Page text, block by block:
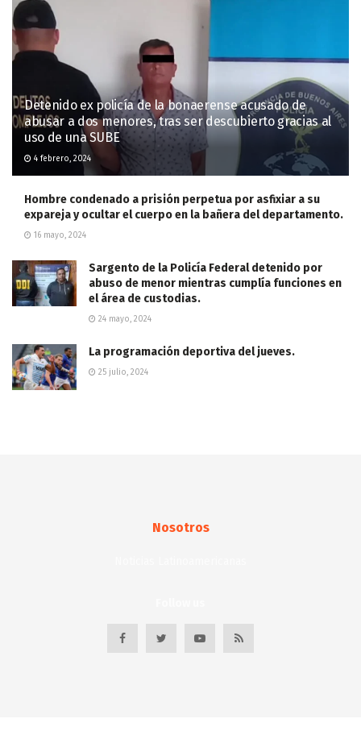
Detenido ex policía de la bonaerense acusado de
abusar a dos menores, tras ser descubierto gracias al
uso de una SUBE
4 febrero, 2024
Hombre condenado a prisión perpetua por asfixiar a su
expareja y ocultar el cuerpo en la bañera del departamento.
16 mayo, 2024
Sargento de la Policía Federal detenido por
abuso de menor mientras cumplía funciones en
el área de custodias.
24 mayo, 2024
La programación deportiva del jueves.
25 julio, 2024
Nosotros